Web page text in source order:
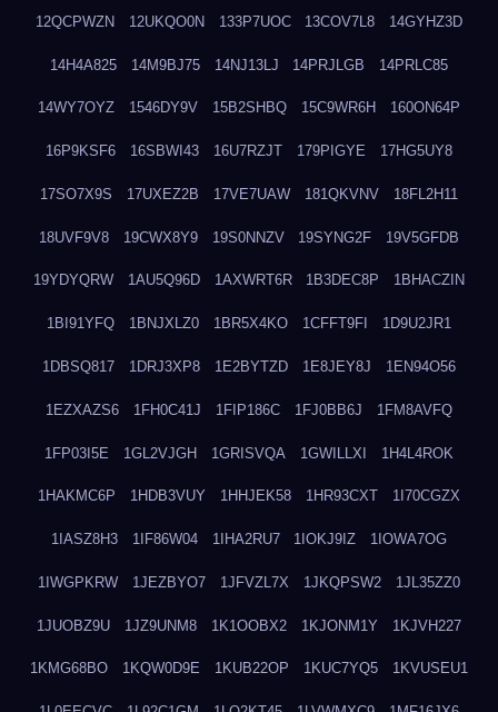
12QCPWZN 12UKQO0N 133P7UOC 13COV7L8 14GYHZ3D
14H4A825 14M9BJ75 14NJ13LJ 14PRJLGB 14PRLC85
14WY7OYZ 1546DY9V 15B2SHBQ 15C9WR6H 160ON64P
16P9KSF6 16SBWI43 16U7RZJT 179PIGYE 17HG5UY8
17SO7X9S 17UXEZ2B 17VE7UAW 181QKVNV 18FL2H11
18UVF9V8 19CWX8Y9 19S0NNZV 19SYNG2F 19V5GFDB
19YDYQRW 1AU5Q96D 1AXWRT6R 1B3DEC8P 1BHACZIN
1BI91YFQ 1BNJXLZ0 1BR5X4KO 1CFFT9FI 1D9U2JR1
1DBSQ817 1DRJ3XP8 1E2BYTZD 1E8JEY8J 1EN94O56
1EZXAZS6 1FH0C41J 1FIP186C 1FJ0BB6J 1FM8AVFQ
1FP03I5E 1GL2VJGH 1GRISVQA 1GWILLXI 1H4L4ROK
1HAKMC6P 1HDB3VUY 1HHJEK58 1HR93CXT 1I70CGZX
1IASZ8H3 1IF86W04 1IHA2RU7 1IOKJ9IZ 1IOWA7OG
1IWGPKRW 1JEZBYO7 1JFVZL7X 1JKQPSW2 1JL35ZZ0
1JUOBZ9U 1JZ9UNM8 1K1OOBX2 1KJONM1Y 1KJVH227
1KMG68BO 1KQW0D9E 1KUB22OP 1KUC7YQ5 1KVUSEU1